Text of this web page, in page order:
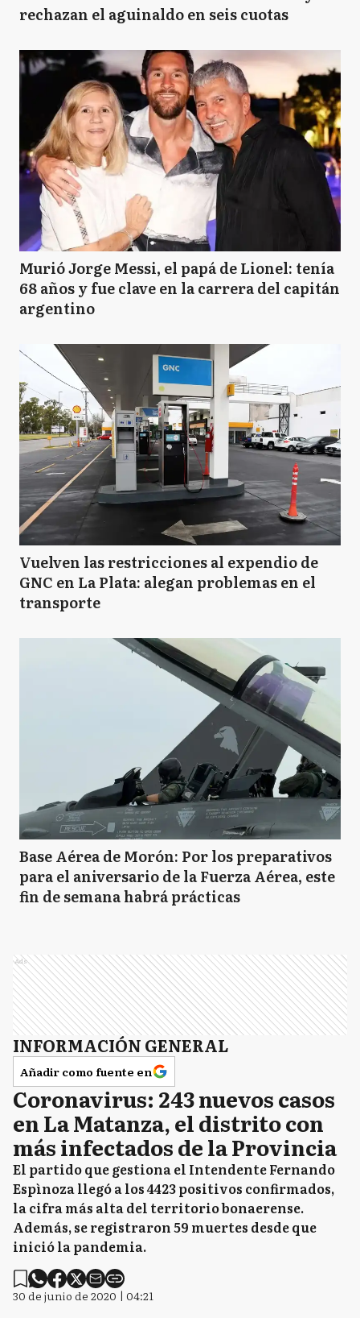
rechazan el aguinaldo en seis cuotas
Murió Jorge Messi, el papá de Lionel: tenía
68 años y fue clave en la carrera del capitán
argentino
Vuelven las restricciones al expendio de
GNC en La Plata: alegan problemas en el
transporte
Base Aérea de Morón: Por los preparativos
para el aniversario de la Fuerza Aérea, este
fin de semana habrá prácticas
Ads
INFORMACIÓN GENERAL
Añadir como fuente en
Coronavirus: 243 nuevos casos
en La Matanza, el distrito con
más infectados de la Provincia
El partido que gestiona el Intendente Fernando
Espìnoza llegó a los 4423 positivos confirmados,
la cifra más alta del territorio bonaerense.
Además, se registraron 59 muertes desde que
inició la pandemia.
30 de junio de 2020 | 04:21